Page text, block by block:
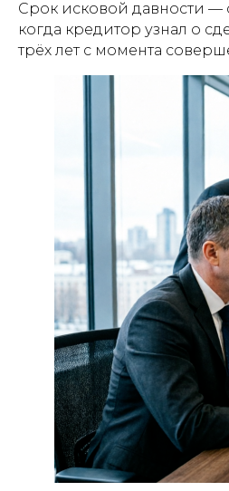
Срок исковой давности —
когда кредитор узнал о
трёх лет с момента